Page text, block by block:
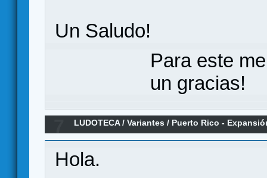
Un Saludo!
Para este
un gracias!
LUDOTECA/Variantes / Puerto Rico -
Hola.